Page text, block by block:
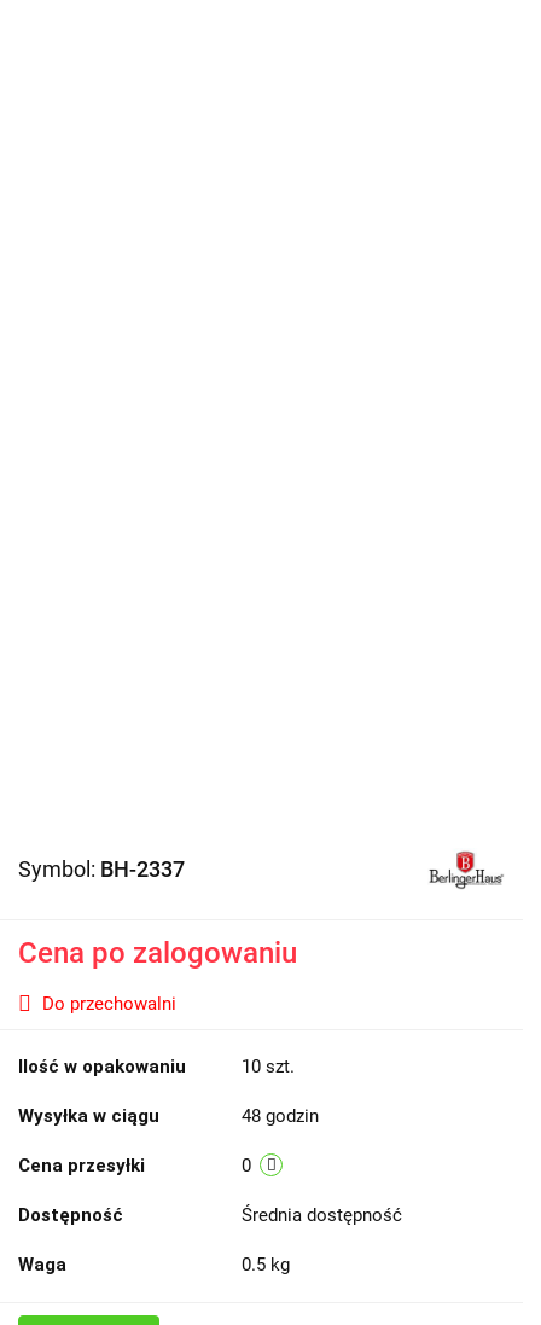
Symbol: BH-2337
Cena po zalogowaniu
Do przechowalni
Ilość w opakowaniu 10 szt.
Wysyłka w ciągu 48 godzin
Cena przesyłki 0
Dostępność Średnia dostępność
Waga 0.5 kg